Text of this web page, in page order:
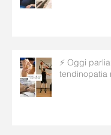
⚡ Oggi
tendinopatia